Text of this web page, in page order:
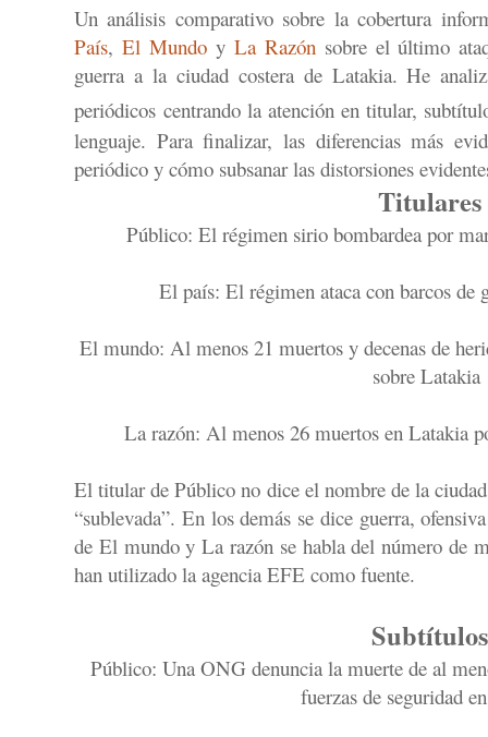
Un análisis comparativo sobre la cobertura
País, El Mundo y La Razón sobre el último
guerra a la ciudad costera de Latakia. He
periódicos centrando la atención en titular,
lenguaje. Para finalizar, las diferencias más
periódico y cómo subsanar las distorsiones
Titulares
Público: El régimen sirio bombardea por
El país: El régimen ataca con barcos
El mundo: Al menos 21 muertos y decenas de
sobre Latakia
La razón: Al menos 26 muertos en Latakia
El titular de Público no dice el nombre de la
“sublevada”. En los demás se dice guerra,
de El mundo y La razón se habla del número de
han utilizado la agencia EFE como fuente.
Subtítulos
Público: Una ONG denuncia la muerte de al
fuerzas de seguridad